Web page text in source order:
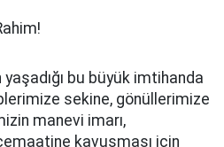
yaşadığı bu büyük imtihanda
sekine, gönüllerimize
manevi imarı,
kavuşması için